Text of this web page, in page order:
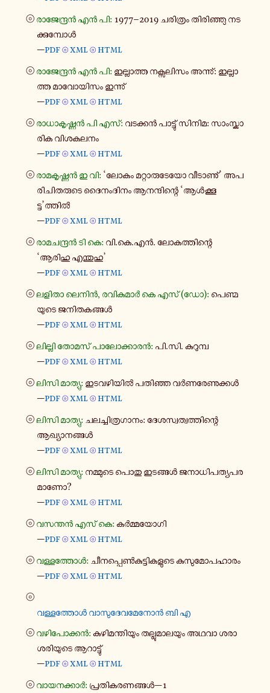
⦾ രാ​ജേ​ന്ദ്രൻ എൻ പി: 1977–2019 ചരി​ത്രം തി​രി​ഞ്ഞു നട​
ക്കു​മ്പോൾ
—pdf ⦾ xml ⦾ html
⦾ രാ​ജേ​ന്ദ്രൻ എൻ പി: ഇല്ലാ​ത്ത നക്സ​ലി​സം അന്നു്: ഇല്ലാ​
ത്ത മാ​വോ​യി​സം ഇന്നു്
—pdf ⦾ xml ⦾ html
⦾ രാ​ധാ​കൃ​ഷ്ണൻ പി എസ്: വട​ക്കൻ പാ​ട്ടു് സിനിമ: സാം​സ്കാ​
രിക വി​ശ​ക​ല​നം
—pdf ⦾ xml ⦾ html
⦾ രാ​മ​കൃ​ഷ്ണൻ ഇ വി: ‘ലോകം മറ്റാ​രു​ടേ​യോ വീ​ടാ​ണു്’ അപ​
രി​ചി​ത​രു​ടെ ദൈ​നം​ദി​നം ആന​ന്ദി​ന്റെ ‘ആൾ​ക്കൂ​
ട്ട’ത്തിൽ
—pdf ⦾ xml ⦾ html
⦾ രാ​മ​ച​ന്ദ്രൻ ടി കെ: വി.കെ.എൻ. ലോ​ക​ത്തി​ന്റെ
‘ആരിഹു എന്തു​ഹു’
—pdf ⦾ xml ⦾ html
⦾ലളിതാ ലെനിൻ, രവി​കു​മാർ കെ എസ് (ഡോ): പെ​ണ്മ​
യു​ടെ ജനി​ത​ക​ങ്ങൾ
—pdf ⦾ xml ⦾ html
⦾ലി​ല്ലി തോമസ് പാ​ലോ​ക്കാ​രൻ: പി.സി. കു​റു​മ്പ
—pdf ⦾ xml ⦾ html
⦾ലിസി മാ​ത്യു: ഇട​വ​ഴി​യിൽ പതി​ഞ്ഞ വർ​ണ​രേ​ണു​ക്കൾ
—pdf ⦾ xml ⦾ html
⦾ലിസി മാ​ത്യു: ചല​ച്ചി​ത്ര​ഗാ​നം: ദേ​ശ​സ്വ​ത്വ​ത്തി​ന്റെ
ആഖ്യാ​ന​ങ്ങൾ
—pdf ⦾ xml ⦾ html
⦾ലിസി മാ​ത്യു: നമ്മു​ടെ പൊതു ഇട​ങ്ങൾ ജനാ​ധി​പ​ത്യ​പ​ര​
മാ​ണോ?
—pdf ⦾ xml ⦾ html
⦾ വസ​ന്തൻ എസ് കെ: കർ​മ്മ​യോ​ഗി
—pdf ⦾ xml ⦾ html
⦾ വള്ള​ത്തോൾ: ചീ​ന​പ്പെൺ​കു​ട്ടി​ക​ളു​ടെ കു​സു​മോ​പ​ഹാ​രം
—pdf ⦾ xml ⦾ html
⦾
വള്ള​ത്തോൾ വാ​സു​ദേ​വ​മേ​നോൻ ബി എ
⦾ വഴി​പോ​ക്കൻ: കു​ഴി​മ​ന്തി​യും തല്ലു​മാ​ല​യും അഥവാ ശരാ​
ശ​രി​യു​ടെ ആറാ​ട്ടു്
—pdf ⦾ xml ⦾ html
⦾ വാ​യ​ന​ക്കാർ: പ്ര​തി​ക​ര​ണ​ങ്ങൾ—1